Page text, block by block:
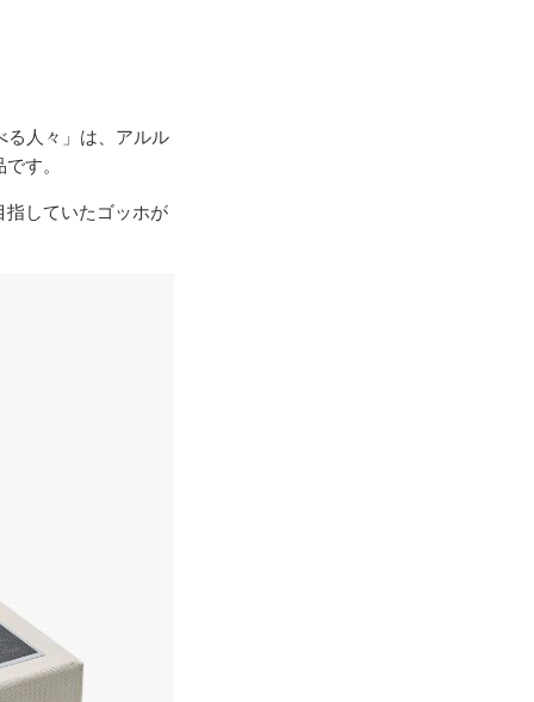
る人々」は、アルル
す。
指していたゴッホが